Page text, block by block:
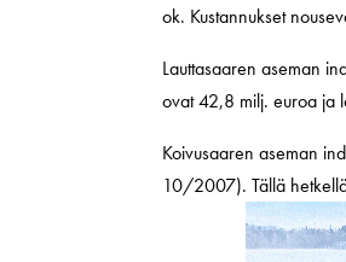
ok. Kustannukset
Lauttasaaren aseman
ovat 42,8 milj. euroa ja
Koivusaaren aseman
10/2007). Tällä